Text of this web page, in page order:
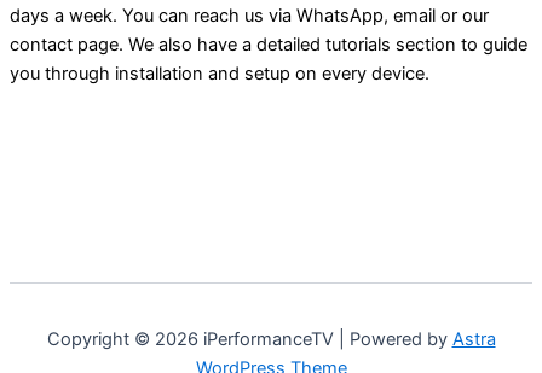
days a week. You can reach us via WhatsApp, email or our
contact page. We also have a detailed tutorials section to guide
you through installation and setup on every device.
Copyright © 2026 iPerformanceTV | Powered by Astra